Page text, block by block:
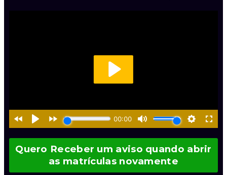
Quero Receber um aviso quando abrir
as matrículas novamente